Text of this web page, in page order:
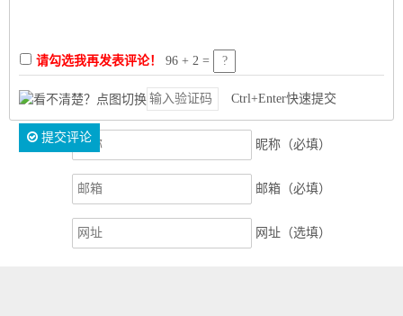
请勾选我再发表评论！ 96 + 2 =
Ctrl+Enter快速提交
提交评论
昵称（必填）
邮箱（必填）
网址（选填）